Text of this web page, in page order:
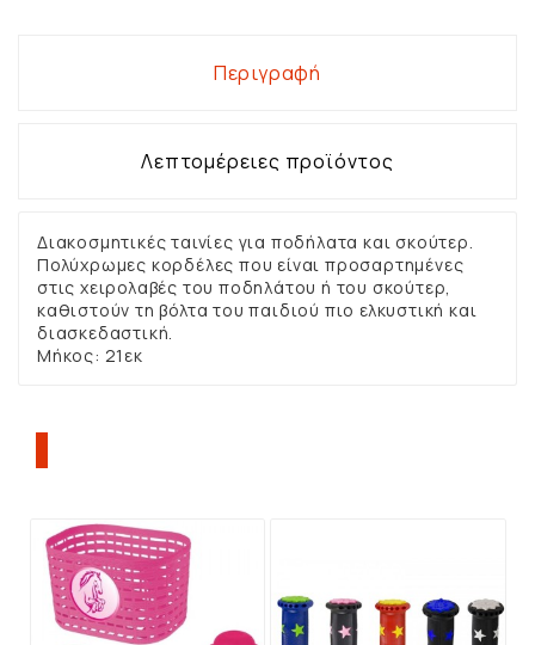
Περιγραφή
Λεπτομέρειες προϊόντος
Διακοσμητικές ταινίες για ποδήλατα και σκούτερ.
Πολύχρωμες κορδέλες που είναι προσαρτημένες
στις χειρολαβές του ποδηλάτου ή του σκούτερ,
καθιστούν τη βόλτα του παιδιού πιο ελκυστική και
διασκεδαστική.
Μήκος: 21εκ